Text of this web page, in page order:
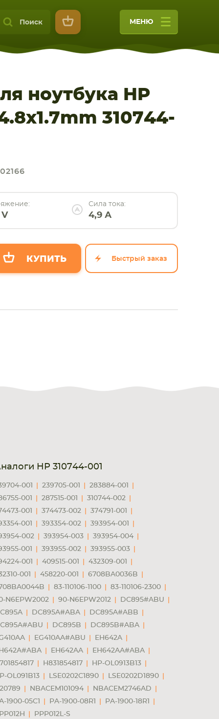
Поиск МЕНЮ
ноутбука HP
310744-
V
Сила тока:
4,9 А
Быстрый заказ
HP 310744-001
001 239705-001
283884-001
001
287515-001
310744-002
001
374473-002
374791-001
001
393354-002
393954-001
002
393954-003
393954-004
001
393955-002
393955-003
001
409515-001
432309-001
001
458220-001
6708BA0036B
83-110106-1100
83-110106-2300
N6EPW2002
90-N6EPW2012
DC895#ABU
DC895A#ABA
DC895A#ABB
DC895B
DC895B#ABA
EG410AA#ABU
EH642A
EH642AA
EH642AA#ABA
H831854817
HP-OL0913B13
OL091B13
LSE0202C1890
LSE0202D1890
NBACEM101094
NBACEM2746AD
1900-05C1
PA-1900-08R1
PA-1900-18R1
PPP012L-S